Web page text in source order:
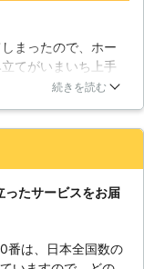
さをご存知でしょう
とは違い、持ちにく
す。ある程度の重さ
で、出来る出来ない
いただき、出来ない
囲への配慮やお怪我
お気を付けくださ
ェア20kg ・机の場
枚板天板60kg ・ソ
まったので、ホー
てがいまいち上手
て頂きました。細
であんまり時間を
すのも良いのです
続きを読む
ったサービスをお届
番は、日本全国数の